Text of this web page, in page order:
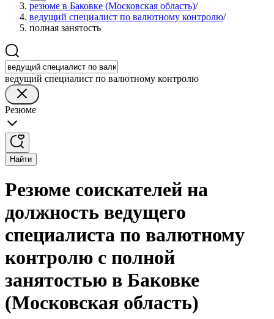
резюме в Баковке (Московская область)/
ведущий специалист по валютному контролю/
полная занятость
ведущий специалист по валютному контролю
Резюме
Найти
Резюме соискателей на
должность ведущего
специалиста по валютному
контролю с полной
занятостью в Баковке
(Московская область)